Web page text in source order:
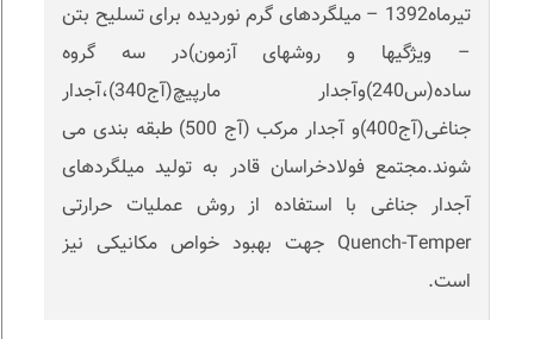
تیرماه1392 – میلگردهای گرم نوردیده برای تسلیح بتن
– ویژگیها و روشهای آزمون)در سه گروه
ساده(س240)وآجدار مارپیچ(آج340)،آجدار
جناغی(آج400)و آجدار مرکب (آج 500) طبقه بندی می
شوند.مجتمع فولادخراسان قادر به تولید میلگردهای
آجدار جناغی با استفاده از روش عملیات حرارتی
Quench-Temper جهت بهبود خواص مکانیکی نیز
است.